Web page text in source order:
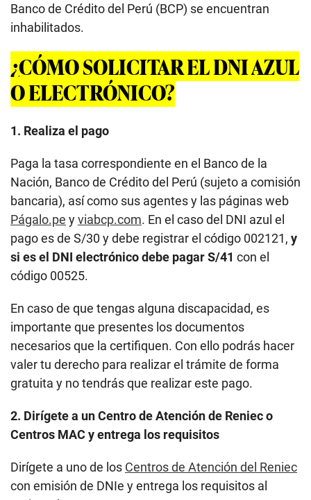
Banco de Crédito del Perú (BCP) se encuentran
inhabilitados.
¿CÓMO SOLICITAR EL DNI AZUL
O ELECTRÓNICO?
1. Realiza el pago
Paga la tasa correspondiente en el Banco de la
Nación, Banco de Crédito del Perú (sujeto a comisión
bancaria), así como sus agentes y las páginas web
Págalo.pe yviabcp.com. En el caso del DNI azul el
pago es de S/30 y debe registrar el código 002121, y
si es el DNI electrónico debe pagar S/41 con el
código 00525.
En caso de que tengas alguna discapacidad, es
importante que presentes los documentos
necesarios que la certifiquen. Con ello podrás hacer
valer tu derecho para realizar el trámite de forma
gratuita y no tendrás que realizar este pago.
2. Dirígete a un Centro de Atención de Reniec o
Centros MAC y entrega los requisitos
Dirígete a uno de los Centros de Atención del Reniec
con emisión de DNIe y entrega los requisitos al